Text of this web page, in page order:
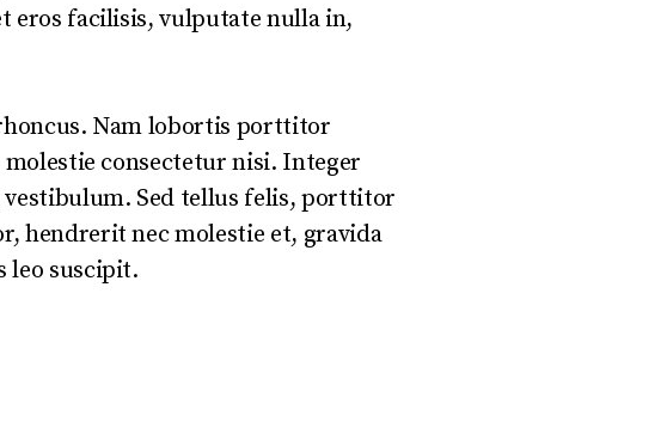
eros facilisis, vulputate nulla in,
Nam lobortis porttitor
consectetur nisi. Integer
Sed tellus felis, porttitor
hendrerit nec molestie et, gravida
leo suscipit.